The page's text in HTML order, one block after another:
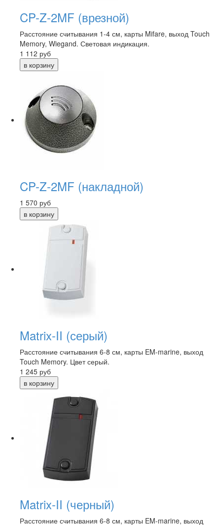
CP-Z-2MF (врезной)
Расстояние считывания 1-4 см, карты Mifare, выход Touch
Memory, Wiegand. Световая индикация.
1 112 руб
CP-Z-2MF (накладной)
1 570 руб
Matrix-II (серый)
Расстояние считывания 6-8 см, карты EM-marine, выход
Touch Memory. Цвет серый.
1 245 руб
Matrix-II (черный)
Расстояние считывания 6-8 см, карты EM-marine, выход